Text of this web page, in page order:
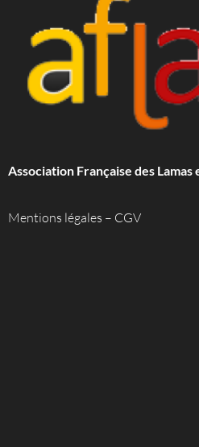
Association Française des Lamas
Mentions légales – CGV